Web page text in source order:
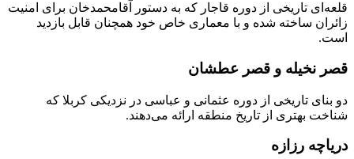
قلعه‌ای تاریخی از دوره قاجار که به دستور آقامحمدخان برای امنیت
زائران ساخته شده و با معماری خاص خود همچنان قابل بازدید
است.
قصر نخیله و قصر عطشان
دو بنای تاریخی از دوره عثمانی و عباسی در نزدیکی کربلا که
شناخت بهتری از تاریخ منطقه ارائه می‌دهند.
دریاچه رزازه